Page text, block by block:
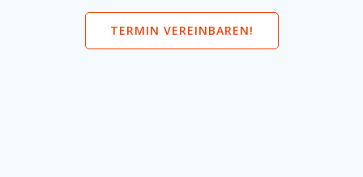
TERMIN VEREINBAREN!